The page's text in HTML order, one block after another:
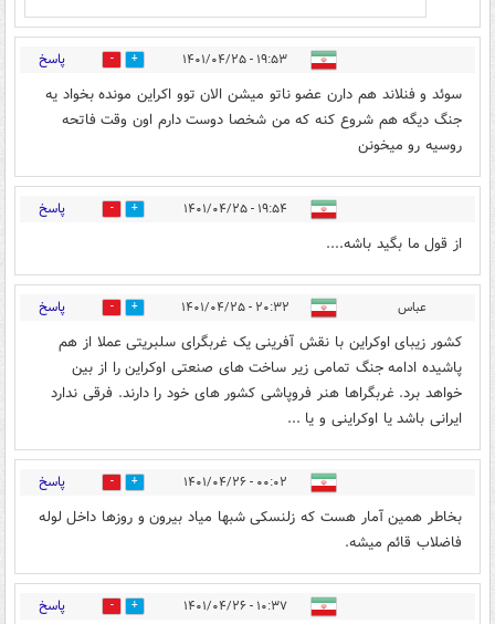
۱۹:۵۳ - ۱۴۰۱/۰۴/۲۵ 3 پاسخ
سوئد و فنلاند هم دارن عضو ناتو میشن الان توو اکراین مونده بخواد یه
جنگ دیگه هم شروع کنه که من شخصا دوست دارم اون وقت فاتحه
روسیه رو میخونن
۱۹:۵۴ - ۱۴۰۱/۰۴/۲۵ 2 پاسخ
از قول ما بگید باشه....
عباس ۲۰:۳۲ - ۱۴۰۱/۰۴/۲۵ 5 پاسخ
کشور زیبای اوکراین با نقش آفرینی یک غربگرای سلبریتی عملا از هم
پاشیده ادامه جنگ تمامی زیر ساخت های صنعتی اوکراین را از بین
خواهد برد. غربگراها هنر فروپاشی کشور های خود را دارند. فرقی ندارد
ایرانی باشد یا اوکراینی و یا ...
۰۰:۰۲ - ۱۴۰۱/۰۴/۲۶ 0 پاسخ
بخاطر همین آمار هست که زلنسکی شبها میاد بیرون و روزها داخل لوله
فاضلاب قائم میشه.
۱۰:۳۷ - ۱۴۰۱/۰۴/۲۶ 0 پاسخ